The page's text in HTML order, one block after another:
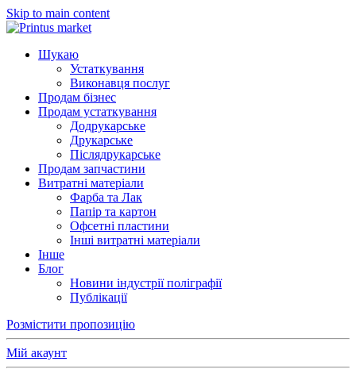
Skip to main content
Шукаю
Устаткування
Виконавця послуг
Продам бізнес
Продам устаткування
Додрукарське
Друкарське
Післядрукарське
Продам запчастини
Витратні матеріали
Фарба та Лак
Папір та картон
Офсетні пластини
Інші витратні матеріали
Інше
Блог
Новини індустрії поліграфії
Публікації
Розмістити пропозицію
Мій акаунт